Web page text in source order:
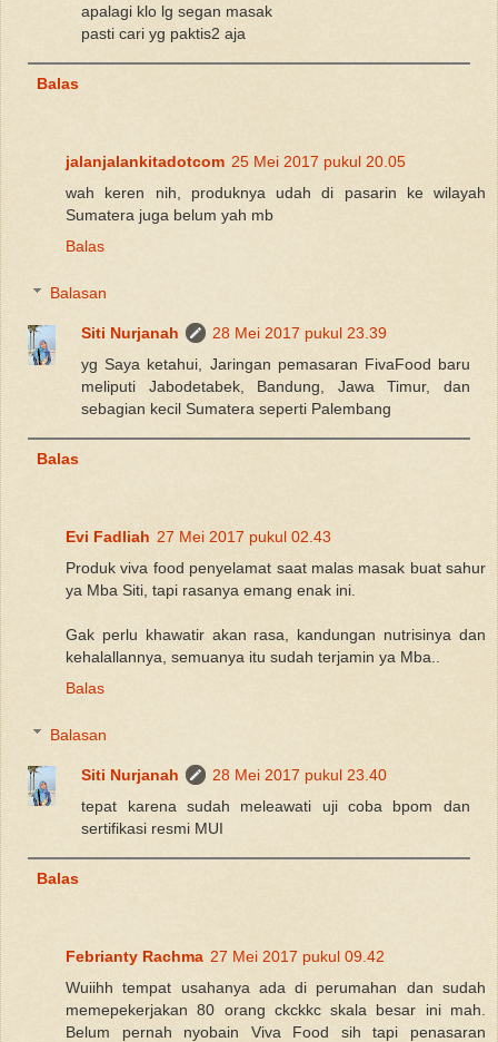
apalagi klo lg segan masak
pasti cari yg paktis2 aja
Balas
jalanjalankitadotcom 25 Mei 2017 pukul 20.05
wah keren nih, produknya udah di pasarin ke wilayah
Sumatera juga belum yah mb
Balas
Balasan
Siti Nurjanah
28 Mei 2017 pukul 23.39
yg Saya ketahui, Jaringan pemasaran FivaFood baru
meliputi Jabodetabek, Bandung, Jawa Timur, dan
sebagian kecil Sumatera seperti Palembang
Balas
Evi Fadliah 27 Mei 2017 pukul 02.43
Produk viva food penyelamat saat malas masak buat sahur
ya Mba Siti, tapi rasanya emang enak ini.
Gak perlu khawatir akan rasa, kandungan nutrisinya dan
kehalallannya, semuanya itu sudah terjamin ya Mba..
Balas
Balasan
Siti Nurjanah
28 Mei 2017 pukul 23.40
tepat karena sudah meleawati uji coba bpom dan
sertifikasi resmi MUI
Balas
Febrianty Rachma 27 Mei 2017 pukul 09.42
Wuiihh tempat usahanya ada di perumahan dan sudah
memepekerjakan 80 orang ckckkc skala besar ini mah.
Belum pernah nyobain Viva Food sih tapi penasaran